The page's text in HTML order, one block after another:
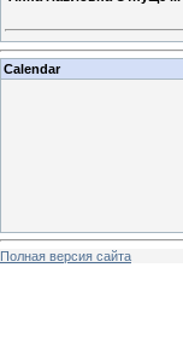
Calendar
Полная версия сайта